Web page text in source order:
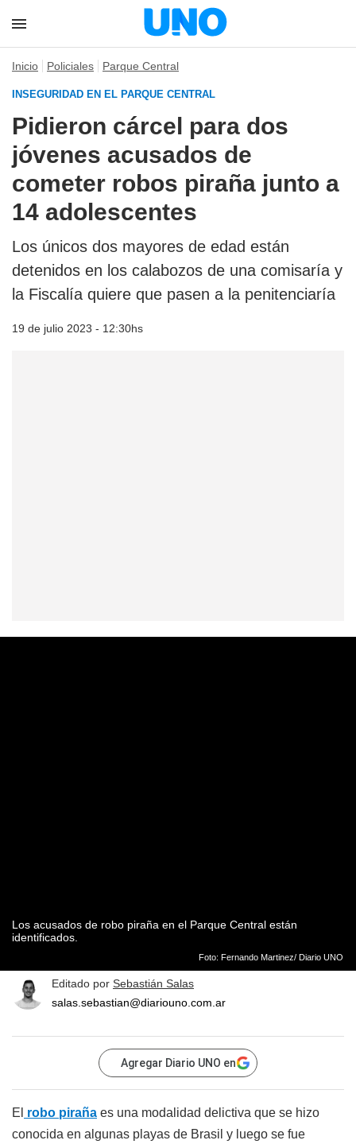
Inicio Policiales Parque Central
INSEGURIDAD EN EL PARQUE CENTRAL
Pidieron cárcel para dos
jóvenes acusados de
cometer robos piraña junto a
14 adolescentes
Los únicos dos mayores de edad están
detenidos en los calabozos de una comisaría y
la Fiscalía quiere que pasen a la penitenciaría
19 de julio 2023 - 12:30hs
Los acusados de robo piraña en el Parque Central están
identificados.
Foto: Fernando Martinez/ Diario UNO
Editado por Sebastián Salas
salas.sebastian@diariouno.com.ar
Agregar Diario UNO en
El robo piraña es una modalidad delictiva que se hizo
conocida en algunas playas de Brasil y luego se fue